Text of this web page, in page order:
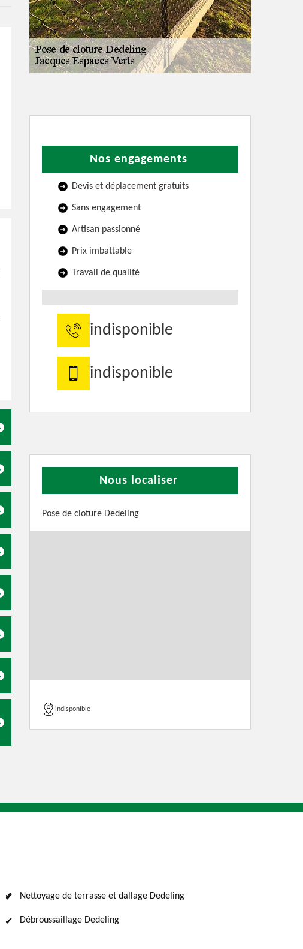
Nos engagements
Devis et déplacement gratuits
Sans engagement
Artisan passionné
Prix imbattable
Travail de qualité
indisponible
indisponible
Nous localiser
Pose de cloture Dedeling
indisponible
Nettoyage de terrasse et dallage Dedeling
Débroussaillage Dedeling